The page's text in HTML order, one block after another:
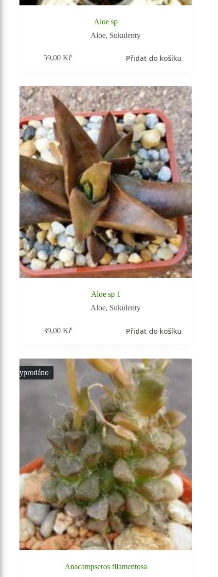
Aloe sp
Aloe, Sukulenty
59,00Kč Přidat do košíku
Aloe sp 1
Aloe, Sukulenty
39,00Kč Přidat do košíku
Vyprodáno
Anacampseros filamentosa